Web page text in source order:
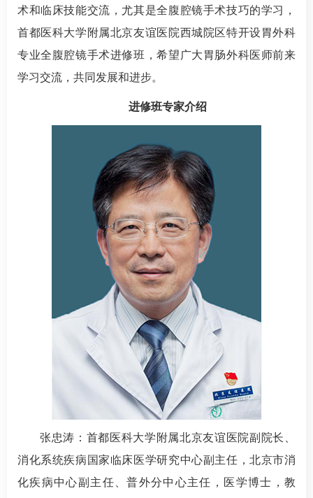
术和临床技能交流，尤其是全腹腔镜手术技巧的学习，
首都医科大学附属北京友谊医院西城院区特开设胃外科
专业全腹腔镜手术进修班，希望广大胃肠外科医师前来
学习交流，共同发展和进步。
进修班专家介绍
张忠涛 ：首都医科大学附属北京友谊医院副院长、
消化系统疾病国家临床医学研究中心副主任，北京市消
化疾病中心副主任、普外分中心主任，医学博士，教